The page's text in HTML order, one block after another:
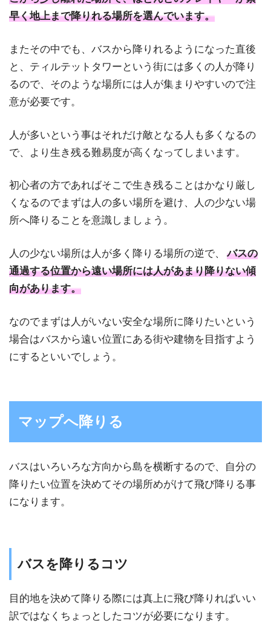
早く地上まで降りれる場所を選んでいます。
またその中でも、バスから降りれるようになった直後
と、ティルテットタワーという街には多くの人が降り
るので、そのような場所には人が集まりやすいので注
意が必要です。
人が多いという事はそれだけ敵となる人も多くなるの
で、より生き残る難易度が高くなってしまいます。
初心者の方であればそこで生き残ることはかなり厳し
くなるのでまずは人の多い場所を避け、人の少ない場
所へ降りることを意識しましょう。
人の少ない場所は人が多く降りる場所の逆で、
バスの
通過する位置から遠い場所には人があまり降りない傾
向があります。
なのでまずは人がいない安全な場所に降りたいという
場合はバスから遠い位置にある街や建物を目指すよう
にするといいでしょう。
マップへ降りる
バスはいろいろな方向から島を横断するので、自分の
降りたい位置を決めてその場所めがけて飛び降りる事
になります。
バスを降りるコツ
目的地を決めて降りる際には真上に飛び降りればいい
訳ではなくちょっとしたコツが必要になります。